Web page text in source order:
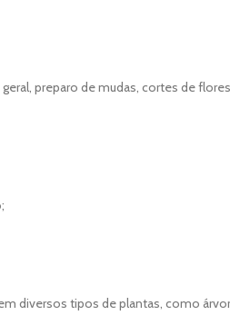
preparo de mudas, cortes de
diversos tipos de plantas, como